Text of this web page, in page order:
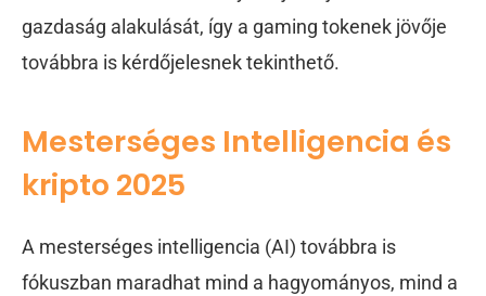
gazdaság alakulását, így a gaming tokenek jövője
továbbra is kérdőjelesnek tekinthető.
Mesterséges Intelligencia és
kripto 2025
A mesterséges intelligencia (AI) továbbra is
fókuszban maradhat mind a hagyományos, mind a